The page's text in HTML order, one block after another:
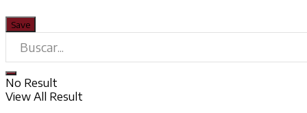
No Result
View All Result